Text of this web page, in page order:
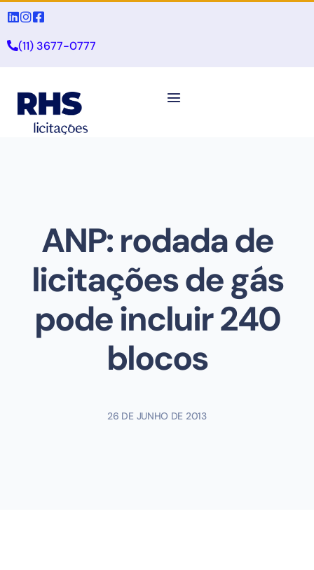
(11) 3677-0777
ANP: rodada de
licitações de gás
pode incluir 240
blocos
26 DE JUNHO DE 2013